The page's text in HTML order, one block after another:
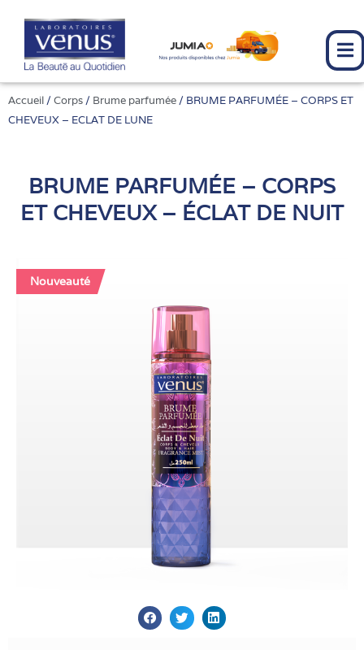
contenu
Accueil /Corps / Brume parfumée / BRUME PARFUMÉE – CORPS ET
CHEVEUX – ECLAT DE LUNE
BRUME PARFUMÉE – CORPS
ET CHEVEUX – ÉCLAT DE NUIT
Nouveauté